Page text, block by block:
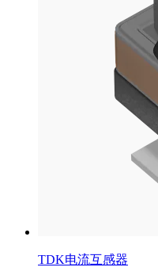
TDK电流互感器